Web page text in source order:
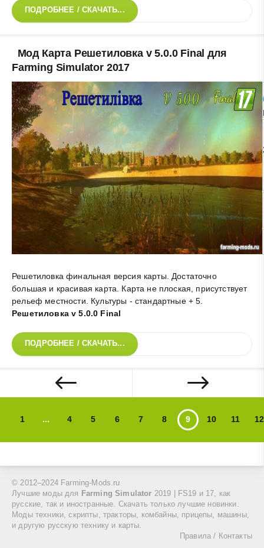
ПОДРОБНЕЕ / СКАЧАТЬ...
Мод Карта Решетиловка v 5.0.0 Final для
Farming Simulator 2017
Решетиловка финальная версия карты. Достаточно
большая и красивая карта. Карта не плоская, присутствует
рельеф местности. Культуры - стандартные + 5
Решетиловка v 5.0.0 Final
ПОДРОБНЕЕ / СКАЧАТЬ...
1 ... 4 5 6 7 8 9 10 11 12
© 2012–2024 Farming-Mods.ru
Лучшие моды для
Farming Simulator 2019 | FS19 и 17, как
русские, так и иностранные. Скачать только лучшие новинки.
Моды техники, скрипты, тракторы, комбайны, прицепы, машины,
и другую русскую технику и карты.
Правила / Контакты